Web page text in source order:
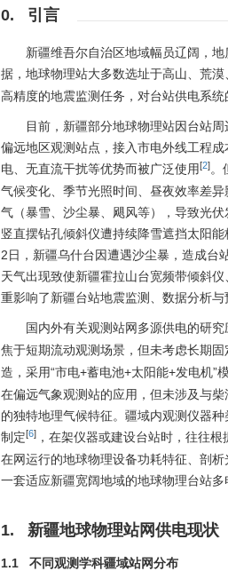
0. 引言
新疆维吾尔自治区地域幅员辽阔，
据，地球物理站大多数选址于高山、荒
高精度的地震监测任务，对台站供电系
目前，新疆部分地球物理站因台站
偏远地区观测站点，接入市电外线工程
电、无直流干扰等优势而被广泛使用[2]。
气候变化、季节光照时间、昼夜效率差
气（暴雪、沙尘暴、飓风等），导致光
竖直摆钻孔倾斜仪遭持续降雪遮挡太阳
2日，新疆乌什台因遭遇沙尘暴，造成台
天气出现致使新疆霍拉山台宽频带倾斜
重影响了新疆台站地震监测、数据分析与
国内外有关观测站网多源供电的研
焦于短期流动观测场景，但未考虑长期
造，采用“市电+蓄电池+太阳能+发电机”
在偏远气象观测站的应用，但未涉及与
的独特地理气候特征。疆域内观测仪器
制定[6] ，在架仪器或建设台站时，往往
在网运行的地球物理设备功耗特征、剖
一套适应新疆宽阔地域的地球物理台站多
1. 新疆地球物理站网供电现状
1.1 不同观测学科疆域站网分布